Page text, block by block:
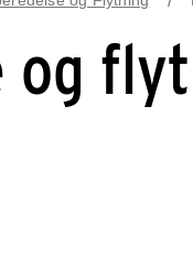
og